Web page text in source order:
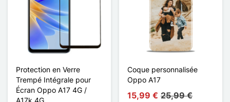
Protection en Verre
Trempé Intégrale pour
Écran Oppo A17 4G /
A17k 4G
Coque personnalisée
Oppo A17
15,99 € 25,99 €